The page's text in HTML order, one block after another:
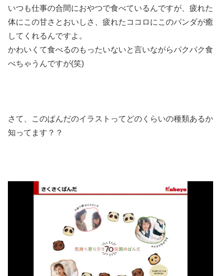
いつも仕事の合間におやつで食べているんですが、疲れた
体にこの甘さとおいしさ、疲れたココロにこのパンダが癒
してくれるんですよ。
かわいくて食べるのもったいないと言いながらパクパク食
べちゃうんですが(笑)
さて、このぱんだのイラストってどのくらいの種類あるか
知ってます？？